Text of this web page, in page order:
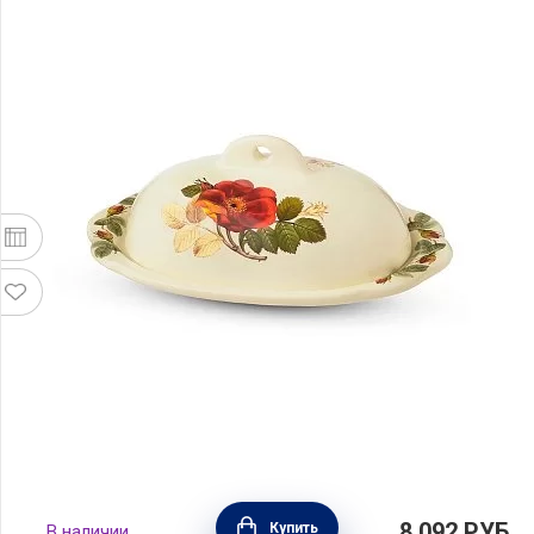
Масленка Regale 22,5х15,5х9 см, материал
Купить